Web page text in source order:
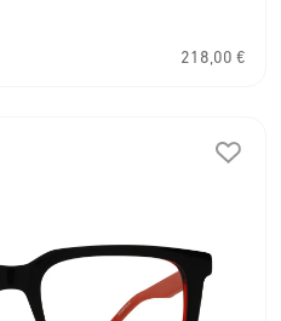
218,00 €